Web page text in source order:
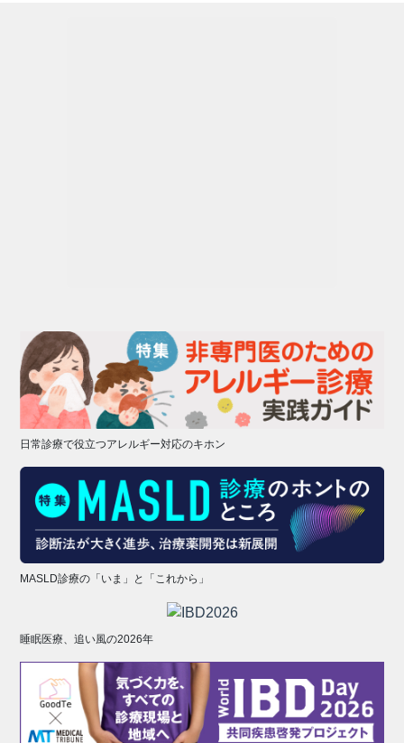
日常診療で役立つアレルギー対応のキホン
MASLD診療の「いま」と「これから」
睡眠医療、追い風の2026年